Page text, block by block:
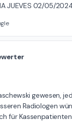
JUEVES 02/05/
gewesen,
Radiologen
für